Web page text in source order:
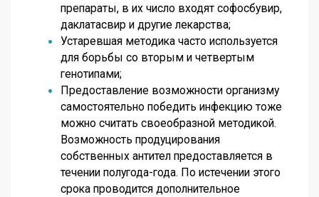
препараты, в их число входят софосбувир,
даклатасвир и другие лекарства;
Устаревшая методика часто используется
для борьбы со вторым и четвертым
генотипами;
Предоставление возможности организму
самостоятельно победить инфекцию тоже
можно считать своеобразной методикой.
Возможность продуцирования
собственных антител предоставляется в
течении полугода-года. По истечении этого
срока проводится дополнительное